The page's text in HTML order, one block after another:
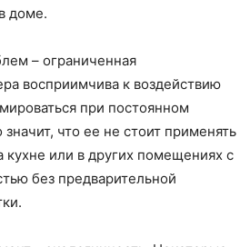
доме.
– ограниченная
восприимчива к воздействию
при постоянном
значит, что ее не стоит применять
кухне или в других помещениях с
без предварительной